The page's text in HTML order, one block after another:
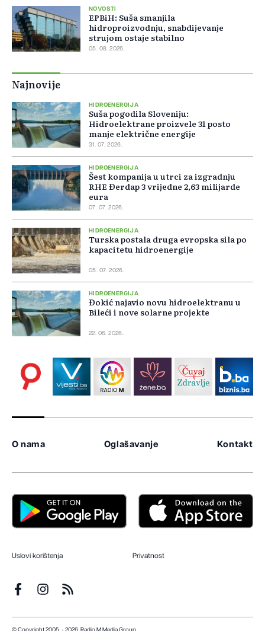
NOVOSTI
EPBiH: Suša smanjila
hidroproizvodnju, snabdijevanje
strujom ostaje stabilno
05. 08. 2026.
Najnovije
HIDROENERGIJA
Suša pogodila Sloveniju:
Hidroelektrane proizvele 31 posto
manje električne energije
31. 07. 2026.
HIDROENERGIJA
Šest kompanija u utrci za izgradnju
RHE Đerdap 3 vrijedne 2,63 milijarde
eura
07. 07. 2026.
HIDROENERGIJA
Turska postala druga evropska sila po
kapacitetu hidroenergije
05. 07. 2026.
HIDROENERGIJA
Đokić najavio novu hidroelektranu u
Bileći i nove solarne projekte
22. 06. 2026.
O nama Oglašavanje Kontakt
Uslovi korištenja Privatnost
© Copyright 2005. - 2026. Radio M Media Group.